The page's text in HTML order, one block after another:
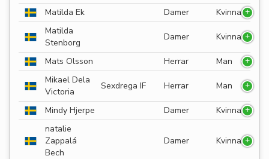
Matilda Ek Damer
Kvinna
Matilda
Stenborg
Damer Kvinna
Mats Olsson Herrar
Man
Mikael Dela
Victoria
Sexdrega IF Herrar Man
Mindy Hjerpe Damer
Kvinna
natalie
Zappalá
Bech
Damer Kvinna